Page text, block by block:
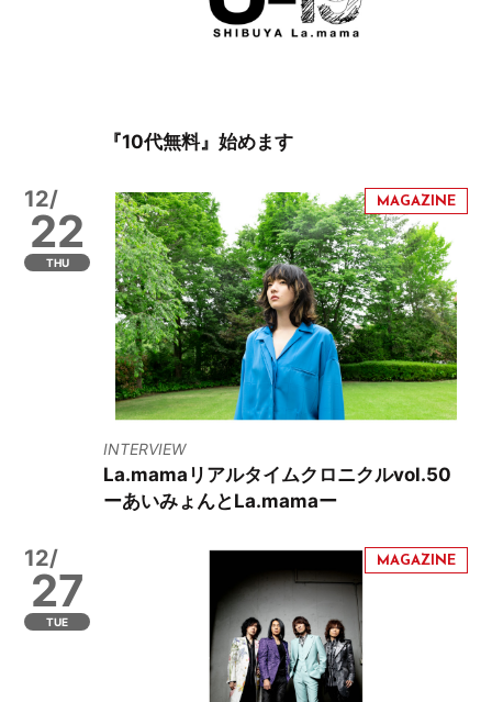
『10代無料』始めます
12/
22
THU
INTERVIEW
La.mamaリアルタイムクロニクルvol.50
ーあいみょんとLa.mamaー
12/
27
TUE